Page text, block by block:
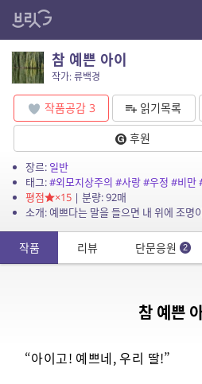
참 예쁜 아이
작가: 류백경
작품공감 3 읽기목록
후원
장르: 일반
태그:#외모지상주의 #사랑#우정 #비만
평점
×15| 분량: 92매
작품 리뷰 단문응원 2
참 예쁜
“아이고! 예쁘네, 우리 딸!”